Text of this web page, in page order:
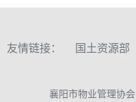
友情链接： 国土资源部
襄阳市物业管理协会